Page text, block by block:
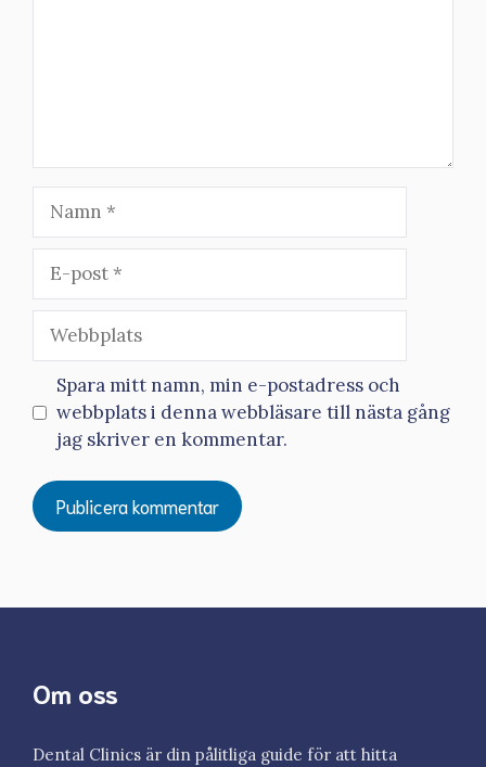
post
Webbplats
Spara mitt namn, min e-postadress och
webbplats i denna webbläsare till nästa gång
jag skriver en kommentar.
Om oss
Dental Clinics är din pålitliga guide för att hitta